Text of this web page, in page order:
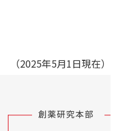
（2025年5月1日現在）